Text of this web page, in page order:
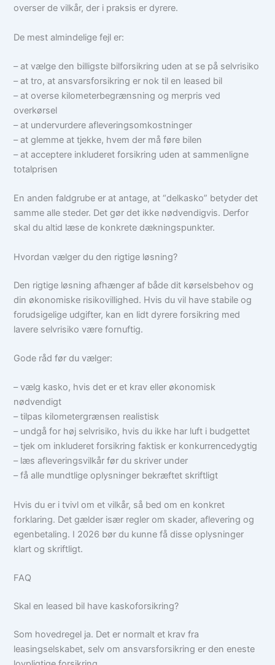
overser de vilkår, der i praksis er dyrere.
De mest almindelige fejl er:
– at vælge den billigste bilforsikring uden at se på selvrisiko
– at tro, at ansvarsforsikring er nok til en leased bil
– at overse kilometerbegrænsning og merpris ved
overkørsel
– at undervurdere afleveringsomkostninger
– at glemme at tjekke, hvem der må føre bilen
– at acceptere inkluderet forsikring uden at sammenligne
totalprisen
En anden faldgrube er at antage, at “delkasko” betyder det
samme alle steder. Det gør det ikke nødvendigvis. Derfor
skal du altid læse de konkrete dækningspunkter.
Hvordan vælger du den rigtige løsning?
Den rigtige løsning afhænger af både dit kørselsbehov og
din økonomiske risikovillighed. Hvis du vil have stabile og
forudsigelige udgifter, kan en lidt dyrere forsikring med
lavere selvrisiko være fornuftig.
Gode råd før du vælger:
– vælg kasko, hvis det er et krav eller økonomisk
nødvendigt
– tilpas kilometergrænsen realistisk
– undgå for høj selvrisiko, hvis du ikke har luft i budgettet
– tjek om inkluderet forsikring faktisk er konkurrencedygtig
– læs afleveringsvilkår før du skriver under
– få alle mundtlige oplysninger bekræftet skriftligt
Hvis du er i tvivl om et vilkår, så bed om en konkret
forklaring. Det gælder især regler om skader, aflevering og
egenbetaling. I 2026 bør du kunne få disse oplysninger
klart og skriftligt.
FAQ
Skal en leased bil have kaskoforsikring?
Som hovedregel ja. Det er normalt et krav fra
leasingselskabet, selv om ansvarsforsikring er den eneste